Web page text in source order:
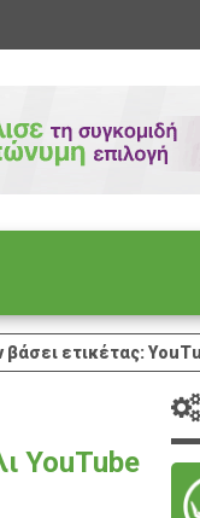
ετικέτας:
YouTube